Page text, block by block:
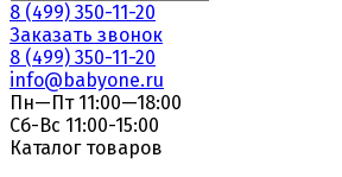
8 (499) 350-11-20
Заказать звонок
8 (499) 350-11-20
info@babyone.ru
Пн—Пт 11:00—18:00
Сб-Вс 11:00-15:00
Каталог товаров